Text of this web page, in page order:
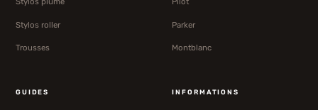
Stylos roller
Trousses
Parker
Montblanc
GUIDES INFORMATIONS